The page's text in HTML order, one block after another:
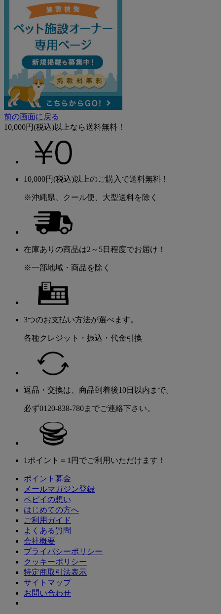
前の画面に戻る
10,000円(税込)以上なら送料無料！
10,000円(税込)以上のご購入で送料無料！
※沖縄県、クール便、大型送料を除く
在庫ありの商品は2～5日程度でお届け！
※一部地域・商品を除く
3つのお支払い方法が選べます。
各種クレジット・振込・代金引換
返品・交換は、商品到着後10日以内まで。
必ず0120-838-780までご連絡下さい。
1ポイント＝1円でご利用いただけます！
ポイント募金
メールマガジン登録
ペピイの想い
はじめての方へ
ご利用ガイド
よくある質問
会社概要
プライバシーポリシー
クッキーポリシー
特定商取引法表示
サイトマップ
お問い合わせ